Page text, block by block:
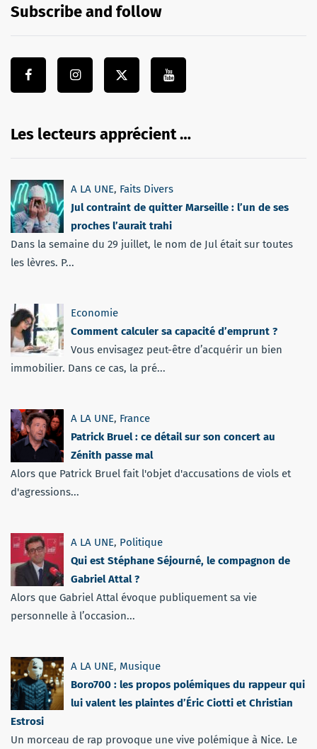
Subscribe and follow
Les lecteurs apprécient …
A LA UNE, Faits Divers
Jul contraint de quitter Marseille : l’un de ses
proches l’aurait trahi
Dans la semaine du 29 juillet, le nom de Jul était sur toutes
les lèvres. P...
Economie
Comment calculer sa capacité d’emprunt ?
Vous envisagez peut-être d’acquérir un bien
immobilier. Dans ce cas, la pré...
A LA UNE, France
Patrick Bruel : ce détail sur son concert au
Zénith passe mal
Alors que Patrick Bruel fait l'objet d'accusations de viols et
d'agressions...
A LA UNE, Politique
Qui est Stéphane Séjourné, le compagnon de
Gabriel Attal ?
Alors que Gabriel Attal évoque publiquement sa vie
personnelle à l’occasion...
A LA UNE, Musique
Boro700 : les propos polémiques du rappeur qui
lui valent les plaintes d’Éric Ciotti et Christian
Estrosi
Un morceau de rap provoque une vive polémique à Nice. Le